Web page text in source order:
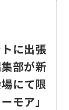
に出張
部が新
にて限
モア」